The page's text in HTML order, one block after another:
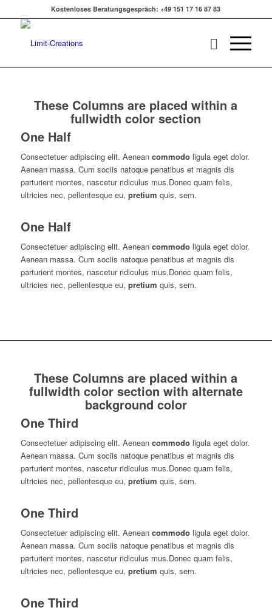
Kostenloses Beratungsgespräch: +49 151 17 16 87 83
These Columns are placed within a
fullwidth color section
One Half
Consectetuer adipiscing elit. Aenean commodoligula eget dolor.
Aenean massa. Cum sociis natoque penatibus et magnis dis
parturient montes, nascetur ridiculus mus.Donec quam felis,
ultricies nec, pellentesque eu, pretium quis, sem.
One Half
Consectetuer adipiscing elit. Aenean commodoligula eget dolor.
Aenean massa. Cum sociis natoque penatibus et magnis dis
parturient montes, nascetur ridiculus mus.Donec quam felis,
ultricies nec, pellentesque eu, pretium quis, sem.
These Columns are placed within a
fullwidth color section with alternate
background color
One Third
Consectetuer adipiscing elit. Aenean commodoligula eget dolor.
Aenean massa. Cum sociis natoque penatibus et magnis dis
parturient montes, nascetur ridiculus mus.Donec quam felis,
ultricies nec, pellentesque eu, pretium quis, sem.
One Third
Consectetuer adipiscing elit. Aenean commodoligula eget dolor.
Aenean massa. Cum sociis natoque penatibus et magnis dis
parturient montes, nascetur ridiculus mus.Donec quam felis,
ultricies nec, pellentesque eu, pretium quis, sem.
One Third